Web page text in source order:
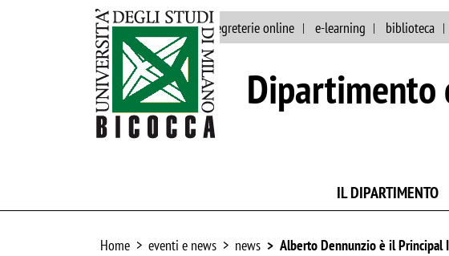
ateneo rubrica segreterie online e-learning biblioteca
Dipartimento
IL DIPARTIMENTO
Home eventi e news news Alberto Dennunzio è il Principal